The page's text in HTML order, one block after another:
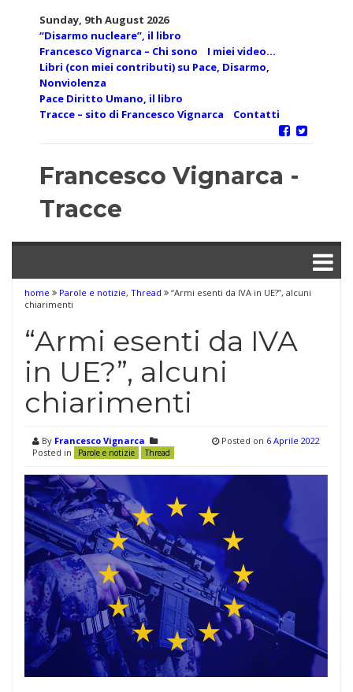
Sunday, 9th August 2026
“Disarmo nucleare”, il libro
Francesco Vignarca – Chi sono
I miei video…
Libri (con miei contributi) su Pace, Disarmo,
Nonviolenza
Pace Diritto Umano, il libro
Tracce – sito di Francesco Vignarca
Contatti
Francesco Vignarca -
Tracce
home Parole e notizie, Thread
“Armi esenti da IVA in UE?”, alcuni
chiarimenti
“Armi esenti da IVA
in UE?”, alcuni
chiarimenti
By Francesco Vignarca
Posted in
Parole e notizie Thread
Posted on 6 Aprile 2022